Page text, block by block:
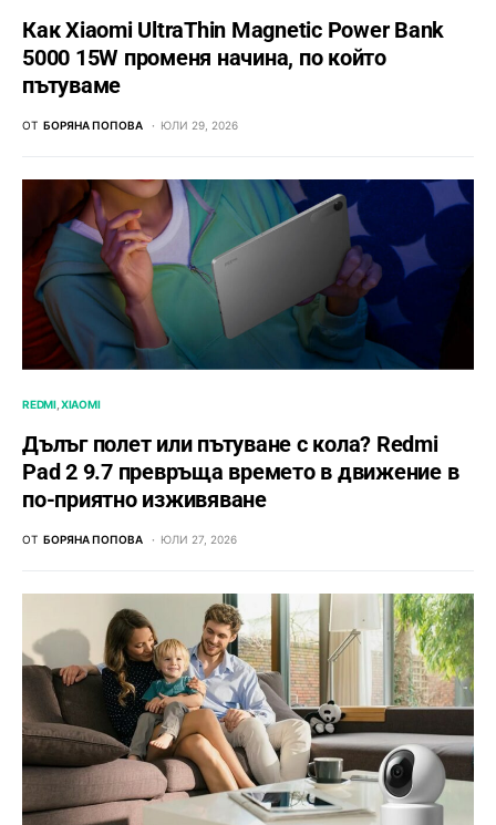
Как Xiaomi UltraThin Magnetic Power Bank
5000 15W променя начина, по който
пътуваме
ОТ БОРЯНА ПОПОВА ЮЛИ 29, 2026
REDMI XIAOMI
Дълъг полет или пътуване с кола? Redmi
Pad 2 9.7 превръща времето в движение в
по-приятно изживяване
ОТ БОРЯНА ПОПОВА ЮЛИ 27, 2026